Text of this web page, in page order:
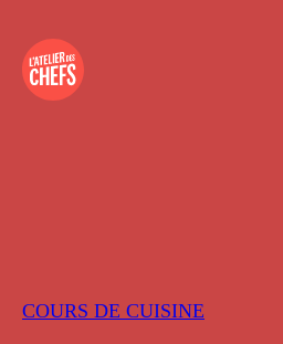
COURS DE CUISINE